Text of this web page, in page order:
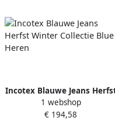
Incotex Blauwe Jeans
Winter Collectie Blue Heren
1 webshop
€ 194,58